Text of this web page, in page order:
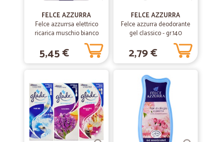
FELCE AZZURRA
Felce azzurrsa elettrico
ricarica muschio bianco
5,45 €
FELCE AZZURRA
Felce azzurra deodorante
gel classico - gr.140
2,79 €